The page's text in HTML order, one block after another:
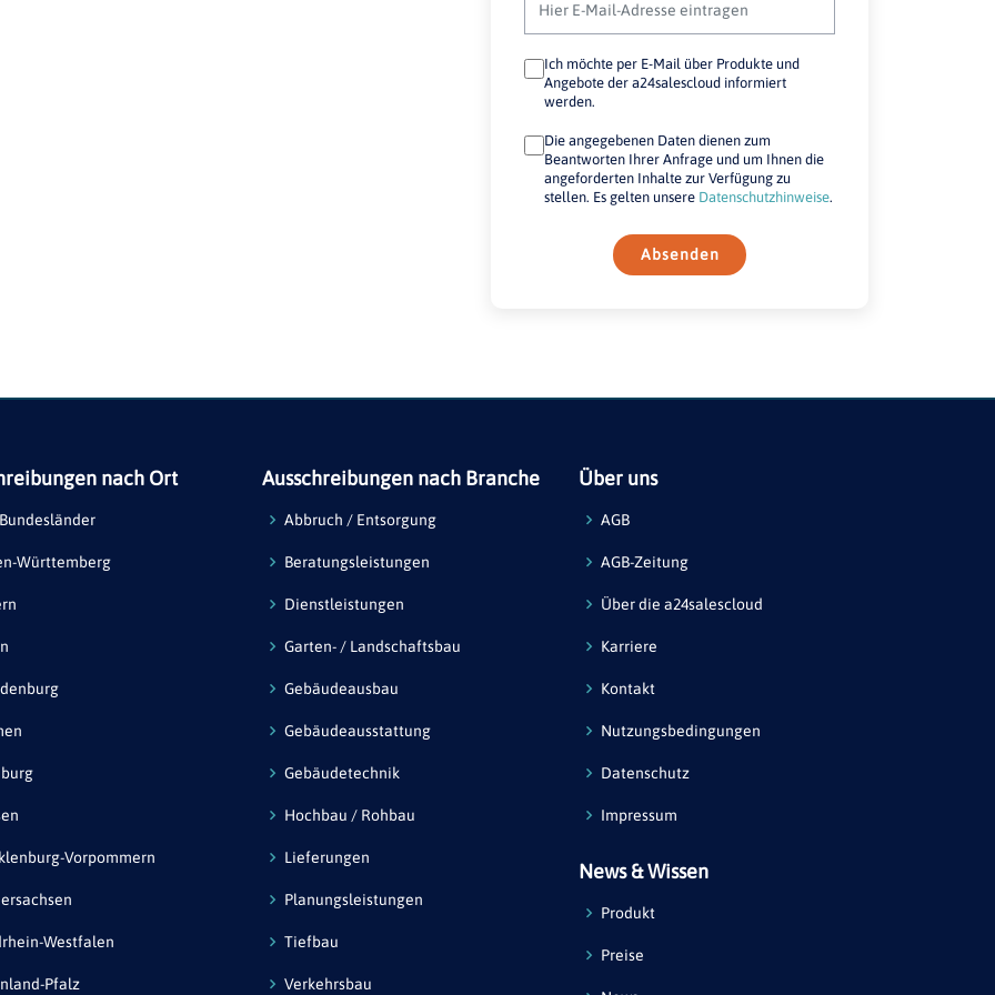
Ich möchte per E-Mail über Produkte und
Angebote der a24salescloud informiert
werden.
Die angegebenen Daten dienen zum
Beantworten Ihrer Anfrage und um Ihnen die
angeforderten Inhalte zur Verfügung zu
stellen. Es gelten unsere Datenschutzhinweise.
Absenden
nach Ort
Württemberg
Vorpommern
Westfalen
Pfalz
Ausschreibungen nach Branche
Abbruch / Entsorgung
Beratungsleistungen
Dienstleistungen
Garten- / Landschaftsbau
Gebäudeausbau
Gebäudeausstattung
Gebäudetechnik
Hochbau / Rohbau
Lieferungen
Planungsleistungen
Tiefbau
Verkehrsbau
Über uns
AGB
AGB-Zeitung
Über die a24salescloud
Karriere
Kontakt
Nutzungsbedingungen
Datenschutz
Impressum
News & Wissen
Produkt
Preise